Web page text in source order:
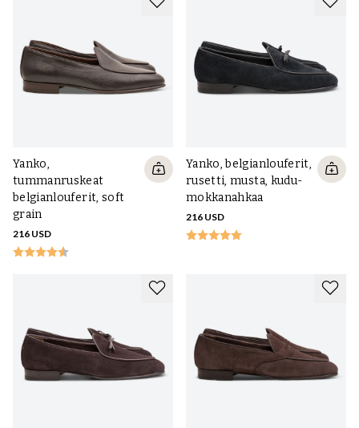
Yanko,
tummanruskeat
belgianlouferit, soft
grain
216 USD
Yanko, belgianlouferit,
rusetti, musta, kudu-
mokkanahkaa
216 USD